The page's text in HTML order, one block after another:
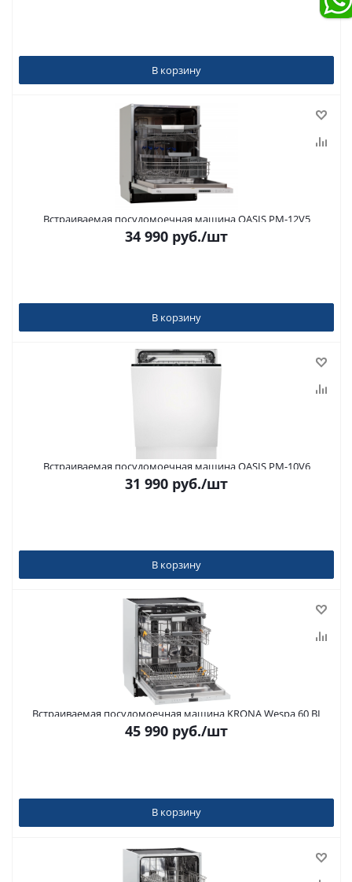
В корзину
Встраиваемая посудомоечная машина OASIS PM-12V5
34 990 руб./шт
В корзину
Встраиваемая посудомоечная машина OASIS PM-10V6
31 990 руб./шт
В корзину
Встраиваемая посудомоечная машина KRONA Wespa 60 BI
45 990 руб./шт
В корзину